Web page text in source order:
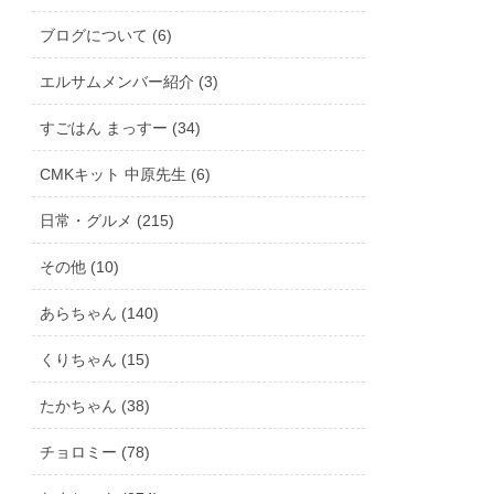
ブログについて (6)
エルサムメンバー紹介 (3)
すごはん まっすー (34)
CMKキット 中原先生 (6)
日常・グルメ (215)
その他 (10)
あらちゃん (140)
くりちゃん (15)
たかちゃん (38)
チョロミー (78)